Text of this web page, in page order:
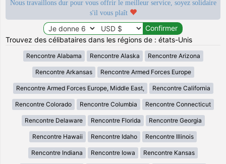
Nous travaillons dur pour vous offrir le meilleur service, soyez solidaire
s'il vous plaît
Trouvez des célibataires dans les régions de : états-Unis
Rencontre Alabama Rencontre Alaska Rencontre Arizona
Rencontre Arkansas Rencontre Armed Forces Europe
Rencontre Armed Forces Europe, Middle East, Rencontre California
Rencontre Colorado Rencontre Columbia Rencontre Connecticut
Rencontre Delaware Rencontre Florida Rencontre Georgia
Rencontre Hawaii Rencontre Idaho Rencontre Illinois
Rencontre Indiana Rencontre Iowa Rencontre Kansas